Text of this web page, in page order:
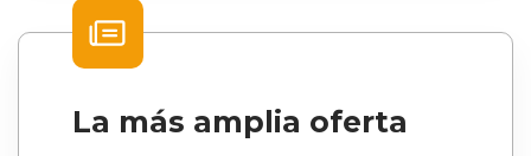
La más amplia oferta